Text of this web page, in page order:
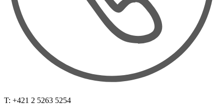
T: +421 2 5263 5254